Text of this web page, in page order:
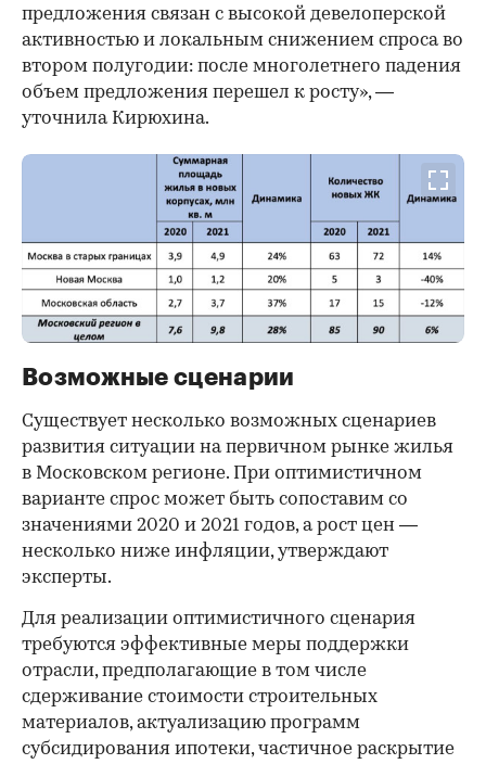
предложения связан с высокой девелоперской
активностью и локальным снижением спроса во
втором полугодии: после многолетнего падения
объем предложения перешел к росту», —
уточнила Кирюхина.
Возможные сценарии
Существует несколько возможных сценариев
развития ситуации на первичном рынке жилья
в Московском регионе. При оптимистичном
варианте спрос может быть сопоставим со
значениями 2020 и 2021 годов, а рост цен —
несколько ниже инфляции, утверждают
эксперты.
Для реализации оптимистичного сценария
требуются эффективные меры поддержки
отрасли, предполагающие в том числе
сдерживание стоимости строительных
материалов, актуализацию программ
субсидирования ипотеки, частичное раскрытие